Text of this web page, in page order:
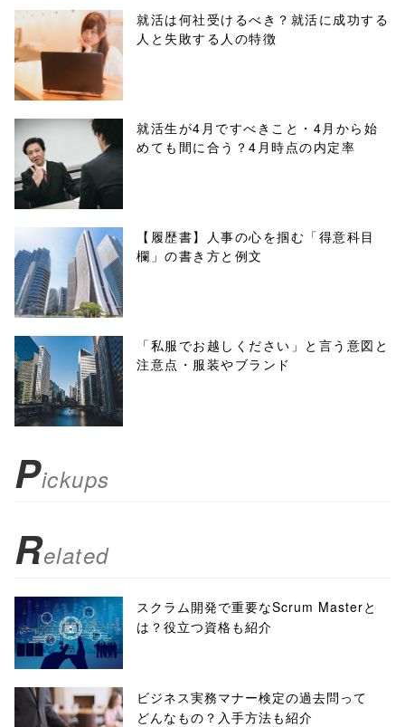
parts/sns-
buttons.php on
line10
/1037584"
onclick="windo
w.open(this.hre
f, 'Gwindow',
'width=550,
height=450,
menubar=no,
toolbar=no,
scrollbars=yes'
false;"> シェア
就活は何社受けるべき？就活に成功する
人と失敗する人の特徴
就活生が4月ですべきこと・4月から始
めても間に合う？4月時点の内定率
【履歴書】人事の心を掴む「得意科目
欄」の書き方と例文
「私服でお越しください」と言う意図と
注意点・服装やブランド
Pickups
Related
スクラム開発で重要なScrum Masterと
は？役立つ資格も紹介
ビジネス実務マナー検定の過去問って
どんなもの？入手方法も紹介